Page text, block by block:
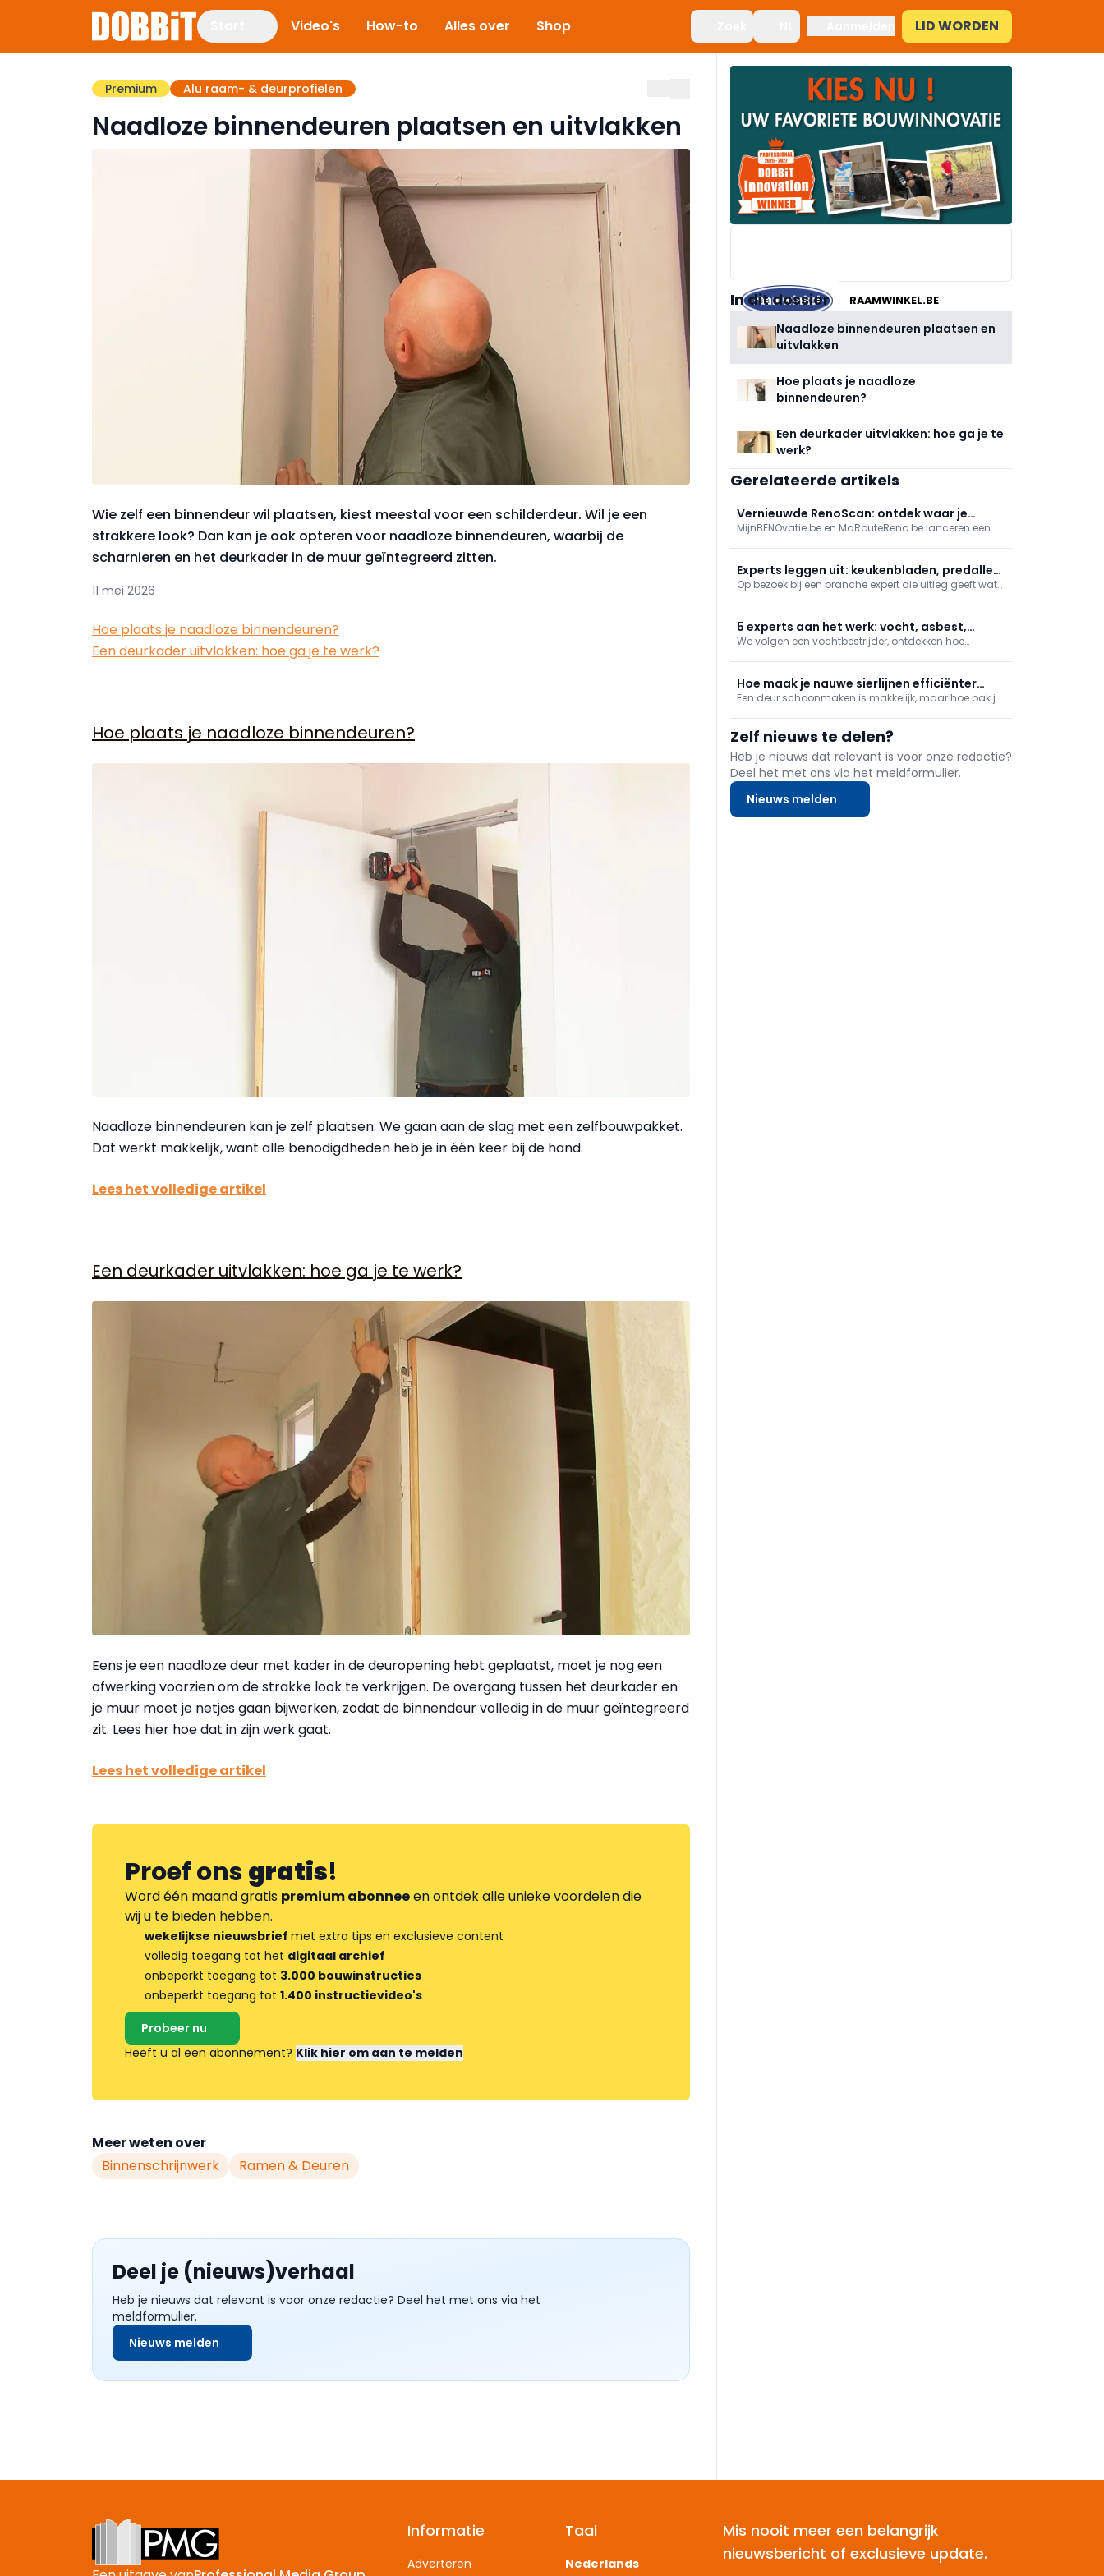
Video's How-to Alles over Shop LID WORDEN
Premium Alu raam- & deurprofielen
Naadloze binnendeuren plaatsen en uitvlakken
Wie zelf een binnendeur wil plaatsen, kiest meestal voor een schilderdeur. Wil je een
strakkere look? Dan kan je ook opteren voor naadloze binnendeuren, waarbij de
scharnieren en het deurkader in de muur geïntegreerd zitten.
11 mei 2026
Hoe plaats je naadloze binnendeuren?
Een deurkader uitvlakken: hoe ga je te werk?
Hoe plaats je naadloze binnendeuren?
Naadloze binnendeuren kan je zelf plaatsen. We gaan aan de slag met een zelfbouwpakket.
Dat werkt makkelijk, want alle benodigdheden heb je in één keer bij de hand.
Lees het volledige artikel
Een deurkader uitvlakken: hoe ga je te werk?
Eens je een naadloze deur met kader in de deuropening hebt geplaatst, moet je nog een
afwerking voorzien om de strakke look te verkrijgen. De overgang tussen het deurkader en
je muur moet je netjes gaan bijwerken, zodat de binnendeur volledig in de muur geïntegreerd
zit. Lees hier hoe dat in zijn werk gaat.
Lees het volledige artikel
Proef onsgratis!
Word één maand gratis premium abonneeen ontdek alle unieke voordelen die
wij u te bieden hebben.
wekelijkse nieuwsbrief met extra tips en exclusieve content
volledig toegang tot het digitaal archief
onbeperkt toegang tot 3.000 bouwinstructies
onbeperkt toegang tot 1.400 instructievideo's
Probeer nu
Heeft u al een abonnement? Klik hier om aan te melden
Meer weten over
Binnenschrijnwerk
Ramen & Deuren
Deel je (nieuws)verhaal
Heb je nieuws dat relevant is voor onze redactie? Deel het met ons via het
meldformulier.
Nieuws melden
RAAMWINKEL.BE
In dit dossier
Naadloze binnendeuren plaatsen en
uitvlakken
Hoe plaats je naadloze
binnendeuren?
Een deurkader uitvlakken: hoe ga je te
werk?
Gerelateerde artikels
Vernieuwde RenoScan: ontdek waar je
woning het meest energie bespaart
MijnBENOvatie.be en MaRouteReno.be lanceren een
snel inzicht geeft in hun energieprestatie, prioritaire
renovaties en bijhorende premies/financiering, met
een persoonlijk rapport en stap-voor-stapadvies.
Experts leggen uit: keukenbladen, predallen,
brandwerende deuren en zonwering
Op bezoek bij een branche expert die uitleg geeft wat
natuursteen en keramische keukenwerkbladen, een
zonweringexpert en tonen we hoe een brandwerende
5 experts aan het werk: vocht, asbest,
ramen, isolatie en biometrie
We volgen een vochtbestrijder, ontdekken hoe
wordt geïsoleerd. Daarnaast gaan we mee met een
asbestdeskundige.
Hoe maak je nauwe sierlijnen efficiënter
schoon?
Een deur schoonmaken is makkelijk, maar hoe pak je
Zelf nieuws te delen?
Heb je nieuws dat relevant is voor onze redactie?
Deel het met ons via het meldformulier.
Nieuws melden
Informatie
Adverteren
Taal
Nederlands
Mis nooit meer een belangrijk
nieuwsbericht of exclusieve update.